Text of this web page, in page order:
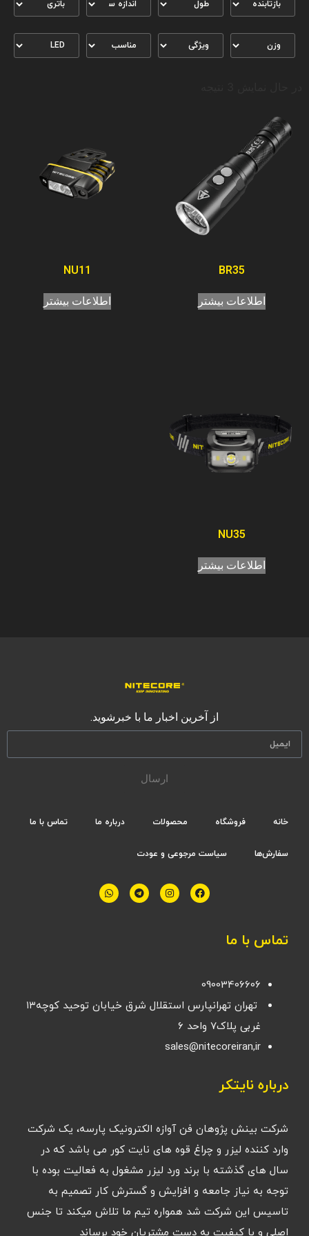
BR35
اطلاعات بیشتر
NU11
اطلاعات بیشتر
NU35
اطلاعات بیشتر
از آخرین اخبار ما با خبرشوید.
ارسال
خانه فروشگاه محصولات درباره ما تماس با ما
سفارش‌ها سیاست مرجوعی و عودت
تماس با ما
09003406606
تهران تهرانپارس استقلال شرق خیابان توحید کوچه۱۳
غربی پلاک۷ واحد ۶
sales@nitecoreiran,ir
درباره نایتکر
شرکت بینش پژوهان فن آوازه الکترونیک پارسه، یک شرکت
وارد کننده لیزر و چراغ قوه های نایت کور می باشد که در
سال های گذشته با برند ورد لیزر مشغول به فعالیت بوده با
توجه به نیاز جامعه و افزایش و گسترش کار تصمیم به
تاسیس این شرکت شد همواره تیم ما تلاش میکند تا جنس
اصلی و با کیفیت به دست مشتریان خود برساند